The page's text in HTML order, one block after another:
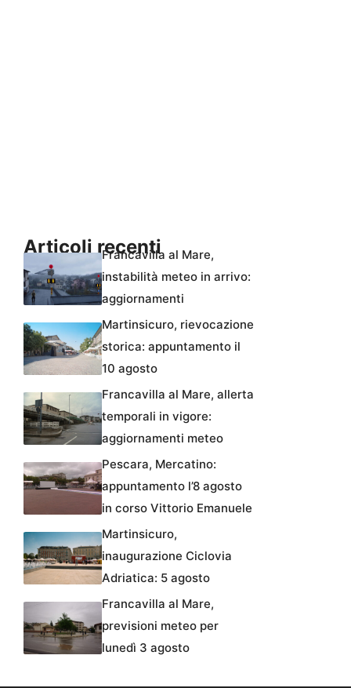
Articoli recenti
Francavilla al Mare,
instabilità meteo in arrivo:
aggiornamenti
Martinsicuro, rievocazione
storica: appuntamento il
10 agosto
Francavilla al Mare, allerta
temporali in vigore:
aggiornamenti meteo
Pescara, Mercatino:
appuntamento l’8 agosto
in corso Vittorio Emanuele
Martinsicuro,
inaugurazione Ciclovia
Adriatica: 5 agosto
Francavilla al Mare,
previsioni meteo per
lunedì 3 agosto